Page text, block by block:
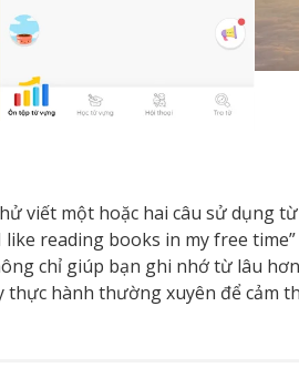
viết một hoặc hai câu sử dụng
like reading books in my free
chỉ giúp bạn ghi nhớ từ lâu
thực hành thường xuyên để cảm